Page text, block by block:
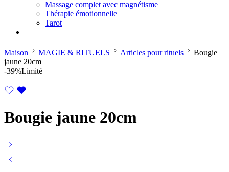
Massage complet avec magnétisme
Thérapie émotionnelle
Tarot
Maison MAGIE & RITUELS Articles pour rituels
Bougie
jaune 20cm
-39%Limité
Bougie jaune 20cm